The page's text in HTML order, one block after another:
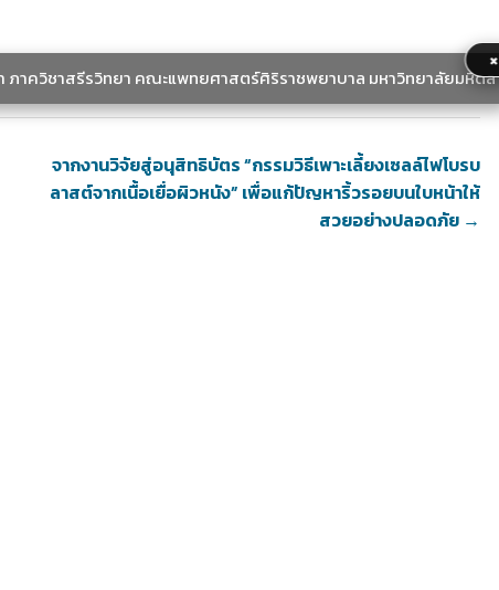
×
ภาควิชาสรีรวิทยา คณะแพทยศาสตร์ศิริราชพยาบาล มหาวิทยาลัยมหิดล
จากงานวิจัยสู่อนุสิทธิบัตร “กรรมวิธีเพาะเลี้ยงเซลล์ไฟโบรบ
ลาสต์จากเนื้อเยื่อผิวหนัง” เพื่อแก้ปัญหาริ้วรอยบนใบหน้าให้
สวยอย่างปลอดภัย →